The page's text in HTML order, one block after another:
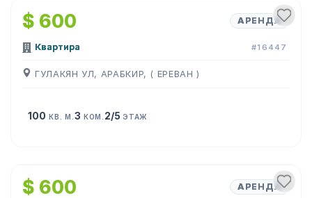
$ 600 АРЕНДА
Квартира #16447
ГУЛАКЯН УЛ, АРАБКИР, ( ЕРЕВАН )
100 КВ. М. 3 КОМ. 2/5ЭТАЖ
$ 600 АРЕНДА